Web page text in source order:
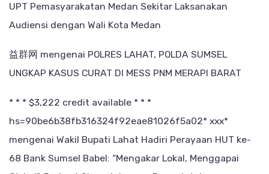
UPT Pemasyarakatan Medan Sekitar Laksanakan
Audiensi dengan Wali Kota Medan
益群网 mengenai POLRES LAHAT, POLDA SUMSEL
UNGKAP KASUS CURAT DI MESS PNM MERAPI BARAT
* * * $3,222 credit available * * *
hs=90be6b38fb316324f92eae81026f5a02* ххх*
mengenai Wakil Bupati Lahat Hadiri Perayaan HUT ke-
68 Bank Sumsel Babel: “Mengakar Lokal, Menggapai